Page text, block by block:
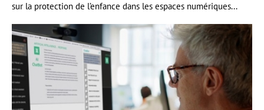
sur la protection de l’enfance dans les espaces numériques...